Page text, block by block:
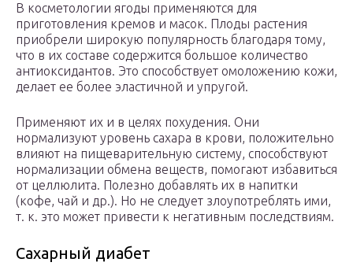
В косметологии ягоды применяются для
приготовления кремов и масок. Плоды растения
приобрели широкую популярность благодаря тому,
что в их составе содержится большое количество
антиоксидантов. Это способствует омоложению кожи,
делает ее более эластичной и упругой.
Применяют их и в целях похудения. Они
нормализуют уровень сахара в крови, положительно
влияют на пищеварительную систему, способствуют
нормализации обмена веществ, помогают избавиться
от целлюлита. Полезно добавлять их в напитки
(кофе, чай и др.). Но не следует злоупотреблять ими,
т. к. это может привести к негативным последствиям.
Сахарный диабет